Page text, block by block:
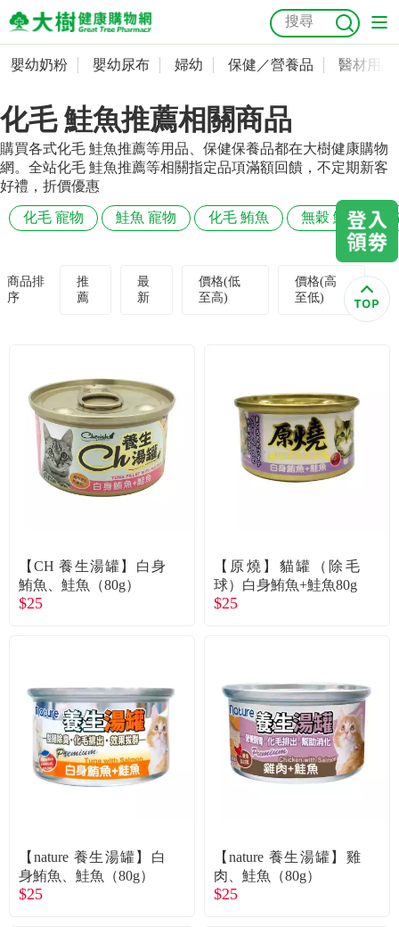
嬰幼奶粉
嬰幼尿布
婦幼
保健／營養品
食品／健康食補
優惠活動
關於我們
購物流程
會員專區
折價券、紅利說明
抗菌 尿布 大樹獨家 益生菌 魚油 幼兒米餅
奶瓶奶嘴
會員資料及密碼修改
常用收件人清單
訂單查詢
收藏清單
優惠券查詢
嬰幼奶粉 嬰幼尿布 婦幼 保健／營養品 醫材用品
化毛 鮭魚推薦相關商品
購買各式化毛 鮭魚推薦等用品、保健保養品都在大樹健康購物
網。全站化毛 鮭魚推薦等相關指定品項滿額回饋，不定期新客
好禮，折價優惠
化毛 寵物 鮭魚 寵物 化毛 鮪魚 無穀 鮭魚
商品排
序
推
薦
最
新
價格(低
至高)
價格(高
至低)
【CH 養生湯罐】白身
鮪魚、鮭魚（80g）
$25
【原燒】貓罐（除毛
球）白身鮪魚+鮭魚80g
$25
【nature 養生湯罐】白
身鮪魚、鮭魚（80g）
$25
【nature 養生湯罐】雞
肉、鮭魚（80g）
$25